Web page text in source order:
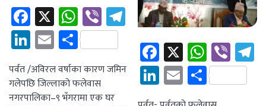
Facebook
X WhatsApp
ViberTelegram
LinkedIn
EmailShare
पर्वत /अविरल वर्षाका कारण जमिन
गलेपछि जिल्लाको फलेवास
नगरपालिका–९ भँगरामा एक घर
Facebook
X
LinkedIn
EmailShare